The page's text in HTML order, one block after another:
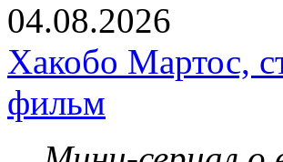
04.08.2026
Хакобо Мартос,
фильм